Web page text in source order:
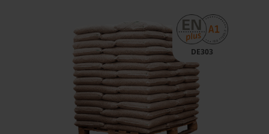
DE303